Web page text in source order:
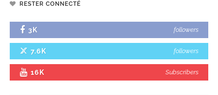
RESTER CONNECTÉ
3K followers
7.6K followers
16K Subscribers